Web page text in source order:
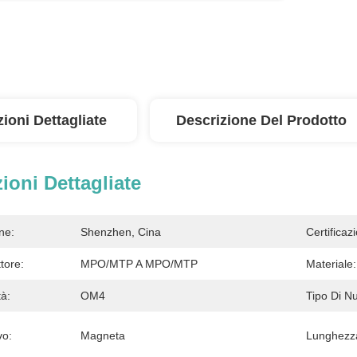
Dettagliate Descrizione Del Prodotto
Dettagliate
Shenzhen, Cina
MPO/MTP A MPO/MTP Materiale:
OM4 Tipo Di
Magneta